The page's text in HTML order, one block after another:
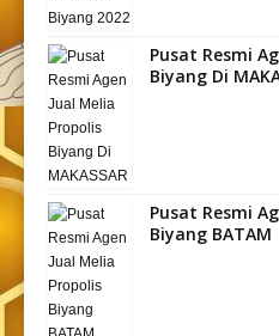
Pusat Resmi
Biyang Di
Pusat Resmi
Biyang BATAM